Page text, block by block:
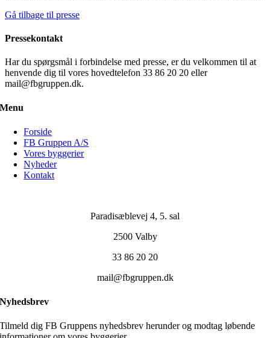
Gå tilbage til presse
Pressekontakt
Har du spørgsmål i forbindelse med presse, er du velkommen til at
henvende dig til vores hovedtelefon 33 86 20 20 eller
mail@fbgruppen.dk.
Menu
Forside
FB Gruppen A/S
Vores byggerier
Nyheder
Kontakt
Paradisæblevej 4, 5. sal
2500 Valby
33 86 20 20
mail@fbgruppen.dk
Nyhedsbrev
Tilmeld dig FB Gruppens nyhedsbrev herunder og modtag løbende